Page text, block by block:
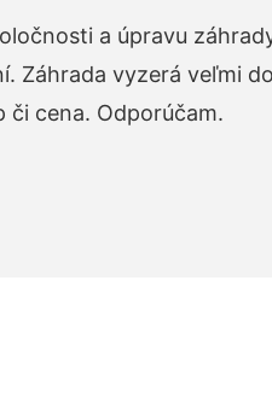
a úpravu
Záhrada vyzerá veľmi
či cena. Odporúčam.